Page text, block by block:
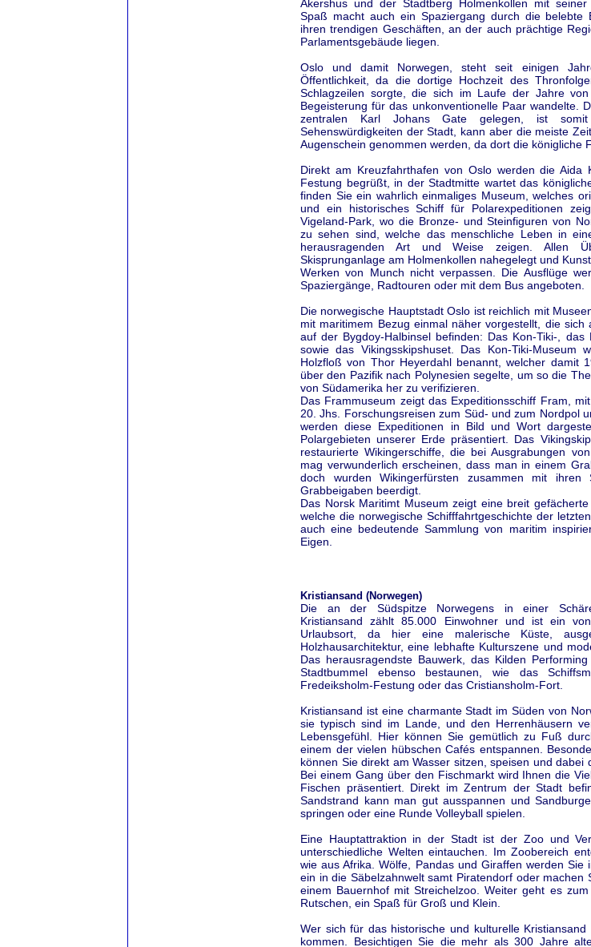
Akershus und der Stadtberg Holmenkollen mit
Spaß macht auch ein Spaziergang durch die belebte
ihren trendigen Geschäften, an der auch prächtige
Parlamentsgebäude liegen.
Oslo und damit Norwegen, steht seit einigen
Öffentlichkeit, da die dortige Hochzeit des
Schlagzeilen sorgte, die sich im Laufe der Jahre
Begeisterung für das unkonventionelle Paar wandelte.
zentralen Karl Johans Gate gelegen, ist
Sehenswürdigkeiten der Stadt, kann aber die meiste
Augenschein genommen werden, da dort die königliche
Direkt am Kreuzfahrthafen von Oslo werden die Aida
Festung begrüßt, in der Stadtmitte wartet das
finden Sie ein wahrlich einmaliges Museum, welches
und ein historisches Schiff für Polarexpeditionen
Vigeland-Park, wo die Bronze- und Steinfiguren von
zu sehen sind, welche das menschliche Leben in
herausragenden Art und Weise zeigen. Allen
Skisprunganlage am Holmenkollen nahegelegt und
Werken von Munch nicht verpassen. Die Ausflüge
Spaziergänge, Radtouren oder mit dem Bus angeboten.
Die norwegische Hauptstadt Oslo ist reichlich mit
mit maritimem Bezug einmal näher vorgestellt, die sich
auf der Bygdoy-Halbinsel befinden: Das Kon-Tiki-,
sowie das Vikingsskipshuset. Das Kon-Tiki-Museum
Holzfloß von Thor Heyerdahl benannt, welcher damit
über den Pazifik nach Polynesien segelte, um so die
von Südamerika her zu verifizieren.
Das Frammuseum zeigt das Expeditionsschiff Fram,
20. Jhs. Forschungsreisen zum Süd- und zum Nordpol
werden diese Expeditionen in Bild und Wort
Polargebieten unserer Erde präsentiert. Das
restaurierte Wikingerschiffe, die bei Ausgrabungen
mag verwunderlich erscheinen, dass man in einem
doch wurden Wikingerfürsten zusammen mit ihren
Grabbeigaben beerdigt.
Das Norsk Maritimt Museum zeigt eine breit
welche die norwegische Schifffahrtgeschichte der
auch eine bedeutende Sammlung von maritim
Eigen.
Kristiansand (Norwegen)
Die an der Südspitze Norwegens in einer
Kristiansand zählt 85.000 Einwohner und ist ein
Urlaubsort, da hier eine malerische Küste,
Holzhausarchitektur, eine lebhafte Kulturszene und
Das herausragendste Bauwerk, das Kilden
Stadtbummel ebenso bestaunen, wie das
Fredeiksholm-Festung oder das Cristiansholm-Fort.
Kristiansand ist eine charmante Stadt im Süden von
sie typisch sind im Lande, und den Herrenhäusern
Lebensgefühl. Hier können Sie gemütlich zu Fuß
einem der vielen hübschen Cafés entspannen.
können Sie direkt am Wasser sitzen, speisen und dabei
Bei einem Gang über den Fischmarkt wird Ihnen die
Fischen präsentiert. Direkt im Zentrum der Stadt
Sandstrand kann man gut ausspannen und
springen oder eine Runde Volleyball spielen.
Eine Hauptattraktion in der Stadt ist der Zoo und
unterschiedliche Welten eintauchen. Im Zoobereich
wie aus Afrika. Wölfe, Pandas und Giraffen werden Sie
ein in die Säbelzahnwelt samt Piratendorf oder machen
einem Bauernhof mit Streichelzoo. Weiter geht es
Rutschen, ein Spaß für Groß und Klein.
Wer sich für das historische und kulturelle
kommen. Besichtigen Sie die mehr als 300 Jahre